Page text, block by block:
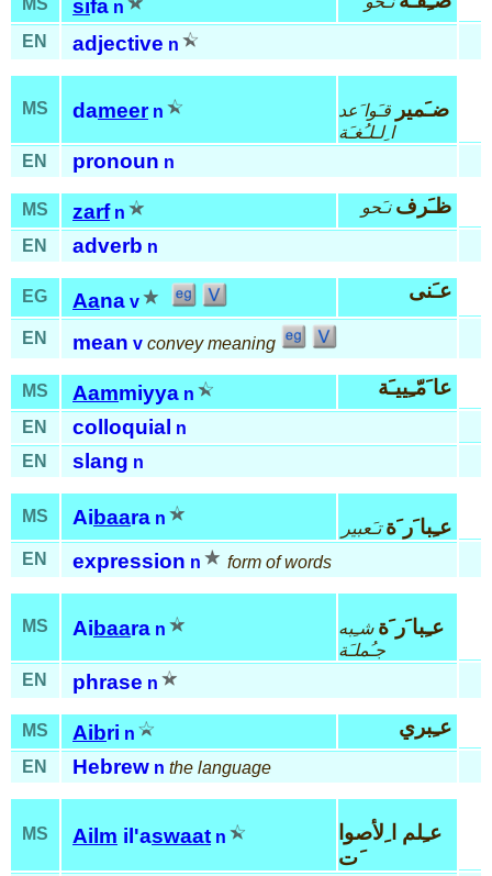
MS sifa n
EN adjective n
MS dameer n ضـَمير قـَوا َعد
ا ِلـلـُغـَة
EN
pronoun n
MS zarf n ظـَرف نـَحو
EN adverb n
EG Aana v عـَنى
EN mean v convey meaning
MS Aammiyya n عا َمّـِييـَة
EN colloquial n
EN
slang n
MS Aibaara n عـِبا َر َة تـَعبير
EN
expression n form of words
MS Aibaara n عـِبا َر َة شـِبه
جـُملـَة
EN
phrase n
MS Aibri n عـِبري
EN Hebrew n the language
MS Ailm il'aswaat n
عـِلم ا ِلأصوا
َت